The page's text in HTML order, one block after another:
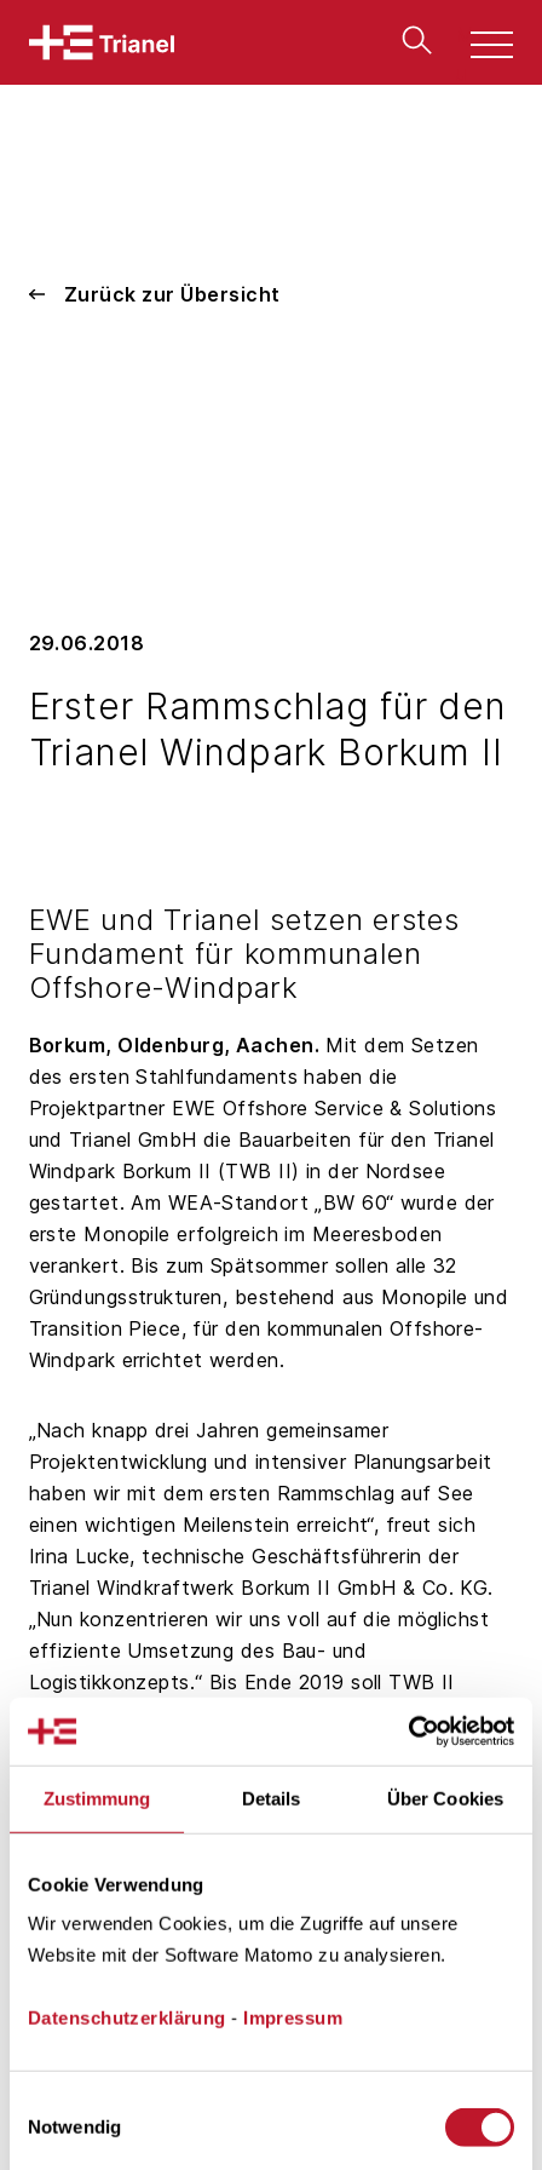
Zustimmung Details Über Cookies
Cookie Verwendung
Wir verwenden Cookies, um die Zugriffe auf unsere
Website mit der Software Matomo zu analysieren.
Datenschutzerklärung - Impressum
Notwendig
Men
Zurück zur Übersicht
29.06.2018
Erster Rammschlag für den
Trianel Windpark Borkum II
EWE und Trianel setzen erstes
Fundament für kommunalen
Offshore-Windpark
Borkum, Oldenburg, Aachen. Mit dem Setzen
des ersten Stahlfundaments haben die
Projektpartner EWE Offshore Service & Solutions
und Trianel GmbH die Bauarbeiten für den Trianel
Windpark Borkum II (TWB II) in der Nordsee
gestartet. Am WEA-Standort „BW 60“ wurde der
erste Monopile erfolgreich im Meeresboden
verankert. Bis zum Spätsommer sollen alle 32
Gründungsstrukturen, bestehend aus Monopile und
Transition Piece, für den kommunalen Offshore-
Windpark errichtet werden.
„Nach knapp drei Jahren gemeinsamer
Projektentwicklung und intensiver Planungsarbeit
haben wir mit dem ersten Rammschlag auf See
einen wichtigen Meilenstein erreicht“, freut sich
Irina Lucke, technische Geschäftsführerin der
Trianel Windkraftwerk Borkum II GmbH & Co. KG.
„Nun konzentrieren wir uns voll auf die möglichst
effiziente Umsetzung des Bau- und
Logistikkonzepts.“ Bis Ende 2019 soll TWB II
fertiggestellt und in Betrieb genommen werden.
„Wir haben die Erfahrungen von EWE und Trianel
gebündelt und damit den Grundstein für einen
optimierten Betrieb des Offshore-Windparks
Geschäftsführer des Gemeinschaftsunternehmens.
„Der bereits gelegte Netzanschluss und die
Synergien und wirkt sich positiv auf den
Bauzeitplan aus.“
Für die Installation der Gründungsstrukturen ist das